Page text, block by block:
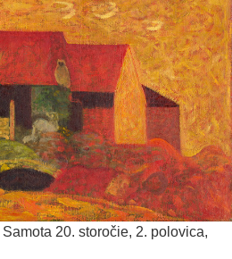
Samota 20. storočie, 2. polovica,